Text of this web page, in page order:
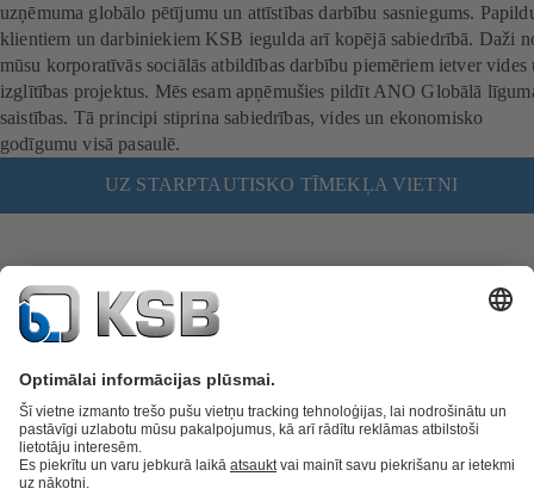
uzņēmuma globālo pētījumu un attīstības darbību sasniegums.
klientiem un darbiniekiem KSB iegulda arī kopējā sabiedrībā. Daži
mūsu korporatīvās sociālās atbildības darbību piemēriem ietver vides
izglītības projektus. Mēs esam apņēmušies pildīt ANO Globālā
saistības. Tā principi stiprina sabiedrības, vides un ekonomisko
godīgumu visā pasaulē.
UZ STARPTAUTISKO TĪMEKĻA VIETNI